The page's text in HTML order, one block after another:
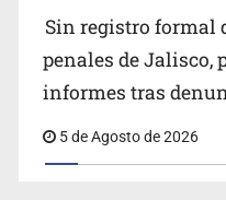
Sin registro formal
penales de Jalisco,
informes tras
5 de Agosto de 2026